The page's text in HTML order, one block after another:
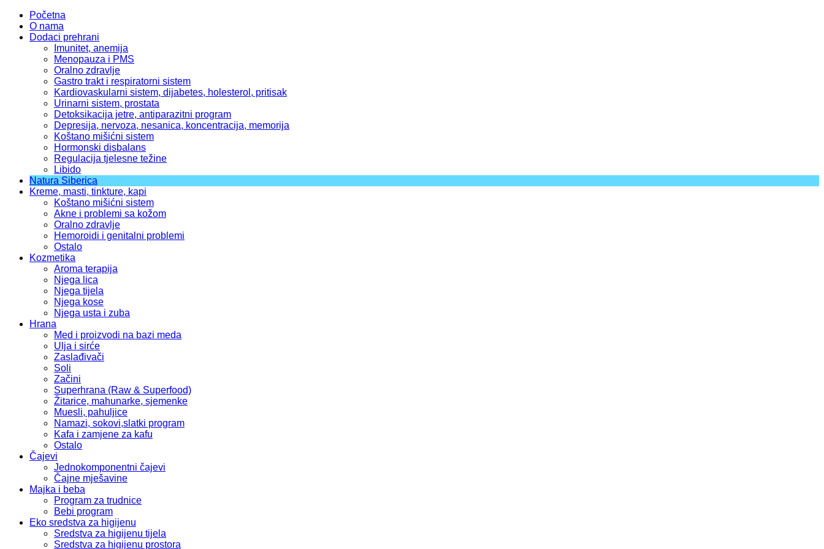
Početna
O nama
Dodaci prehrani
Imunitet, anemija
Menopauza i PMS
Oralno zdravlje
Gastro trakt i respiratorni sistem
Kardiovaskularni sistem, dijabetes, holesterol, pritisak
Urinarni sistem, prostata
Detoksikacija jetre, antiparazitni program
Depresija, nervoza, nesanica, koncentracija, memorija
Koštano mišićni sistem
Hormonski disbalans
Regulacija tjelesne težine
Libido
Natura Siberica
Kreme, masti, tinkture, kapi
Koštano mišićni sistem
Akne i problemi sa kožom
Oralno zdravlje
Hemoroidi i genitalni problemi
Ostalo
Kozmetika
Aroma terapija
Njega lica
Njega tijela
Njega kose
Njega usta i zuba
Hrana
Med i proizvodi na bazi meda
Ulja i sirće
Zaslađivači
Soli
Začini
Superhrana (Raw & Superfood)
Žitarice, mahunarke, sjemenke
Muesli, pahuljice
Namazi, sokovi,slatki program
Kafa i zamjene za kafu
Ostalo
Čajevi
Jednokomponentni čajevi
Čajne mješavine
Majka i beba
Program za trudnice
Bebi program
Eko sredstva za higijenu
Sredstva za higijenu tijela
Sredstva za higijenu prostora